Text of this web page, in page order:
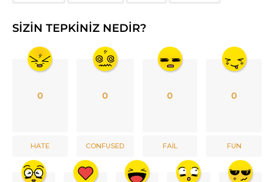
SIZIN TEPKINIZ NEDIR?
0
HATE
0
CONFUSED
0
FAIL
0
FUN